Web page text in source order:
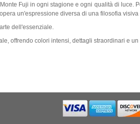
Fuji in ogni stagione e ogni qualità di luce.
un'espressione diversa di una filosofia
dell'essenziale.
offrendo colori intensi, dettagli straordinari e